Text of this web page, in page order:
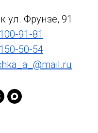
ул. Фрунзе, 91
91-81
50-54